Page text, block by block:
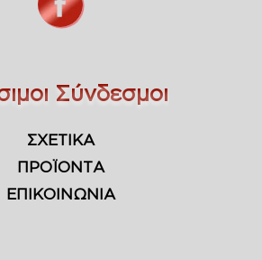
Σύνδεσμοι
ΣΧΕΤΙΚΑ
ΠΡΟΪΟΝΤΑ
ΕΠΙΚΟΙΝΩΝΙΑ